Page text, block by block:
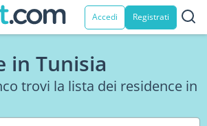
Accedi Registrati
in Tunisia
trovi la lista dei residence in